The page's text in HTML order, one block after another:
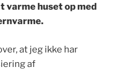
varme huset op med
at jeg ikke har
af